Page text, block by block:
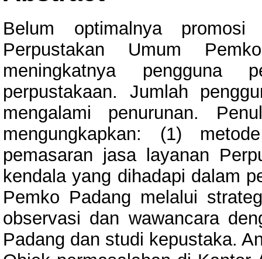
Belum optimalnya
Perpustakan Umum
meningkatnya pengguna
perpustakaan. Jumlah
mengalami penurunan.
mengungkapkan: (1)
pemasaran jasa layanan
kendala yang dihadapi dalam
Pemko Padang melalui
observasi dan wawancara
Padang dan studi kepustaka.